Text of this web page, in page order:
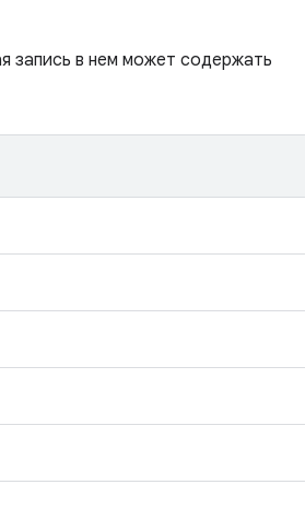
запись в нем может содержать